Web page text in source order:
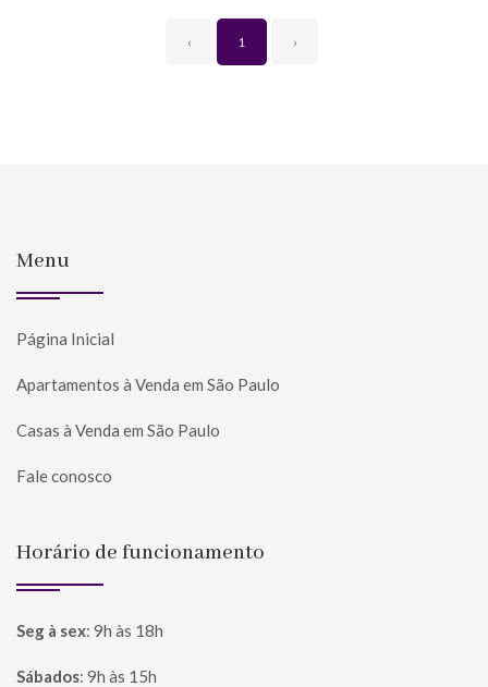
‹ 1 ›
Menu
Página Inicial
Apartamentos à Venda em São Paulo
Casas à Venda em São Paulo
Fale conosco
Horário de funcionamento
Seg à sex: 9h às 18h
Sábados: 9h às 15h